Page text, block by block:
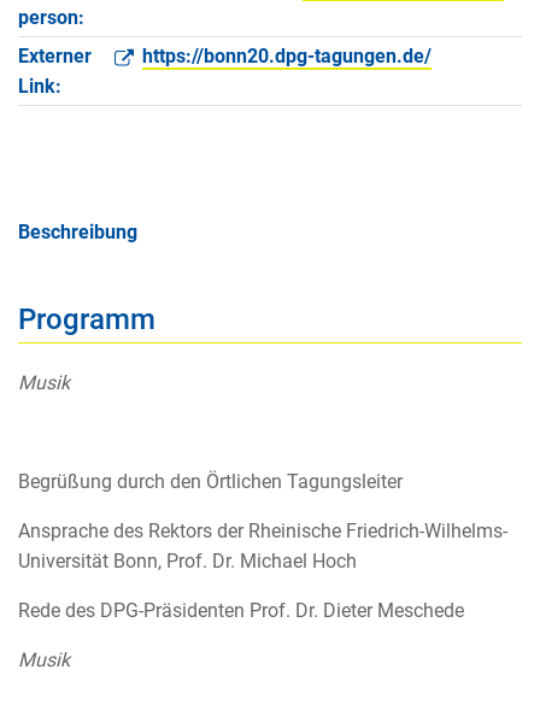
person:
Externer
Link:
https://bonn20.dpg-tagungen.de/
Beschreibung
Programm
Musik
Begrüßung durch den Örtlichen Tagungsleiter
Ansprache des Rektors der Rheinische Friedrich-Wilhelms-
Universität Bonn, Prof. Dr. Michael Hoch
Rede des DPG-Präsidenten Prof. Dr. Dieter Meschede
Musik